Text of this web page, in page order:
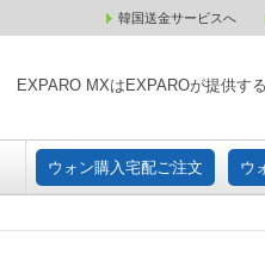
韓国送金サービスへ
EXPARO MXはEXPAROが提供す
ウォン購入宅配ご注文 ウ
ウォン購入宅配ご注文